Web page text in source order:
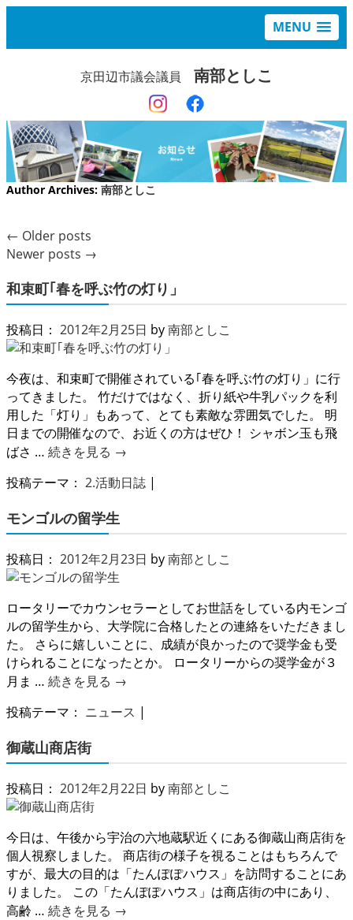
MENU
京田辺市議会議員 南部としこ
Author Archives: 南部としこ
← Older posts
Newer posts →
和束町｢春を呼ぶ竹の灯り」
投稿日： 2012年2月25日 by南部としこ
今夜は、和束町で開催されている｢春を呼ぶ竹の灯り」に行
ってきました。 竹だけではなく、折り紙や牛乳パックを利
用した「灯り」もあって、とても素敵な雰囲気でした。 明
日までの開催なので、お近くの方はぜひ！ シャボン玉も飛
ばさ … 続きを見る →
投稿テーマ： 2.活動日誌 |
モンゴルの留学生
投稿日： 2012年2月23日 by南部としこ
ロータリーでカウンセラーとしてお世話をしている内モンゴ
ルの留学生から、大学院に合格したとの連絡をいただきまし
た。 さらに嬉しいことに、成績が良かったので奨学金も受
けられることになったとか。 ロータリーからの奨学金が３
月ま … 続きを見る →
投稿テーマ： ニュース |
御蔵山商店街
投稿日： 2012年2月22日 by南部としこ
今日は、午後から宇治の六地蔵駅近くにある御蔵山商店街を
個人視察しました。 商店街の様子を視ることはもちろんで
すが、最大の目的は「たんぽぽハウス」を訪問することにあ
りました。 この「たんぽぽハウス」は商店街の中にあり、
高齢 … 続きを見る →